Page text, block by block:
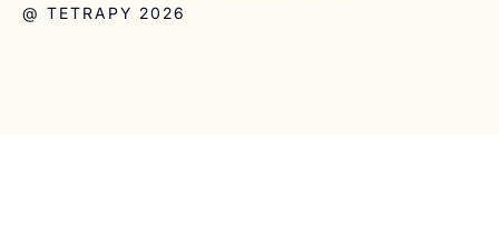
@ TETRAPY 2026